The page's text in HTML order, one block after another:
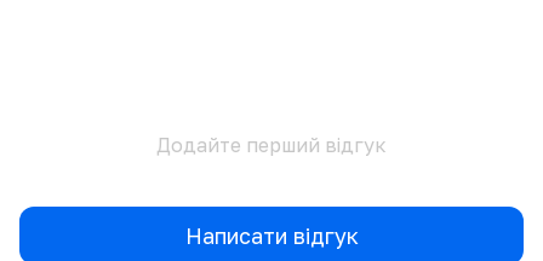
Додайте перший відгук
Написати відгук